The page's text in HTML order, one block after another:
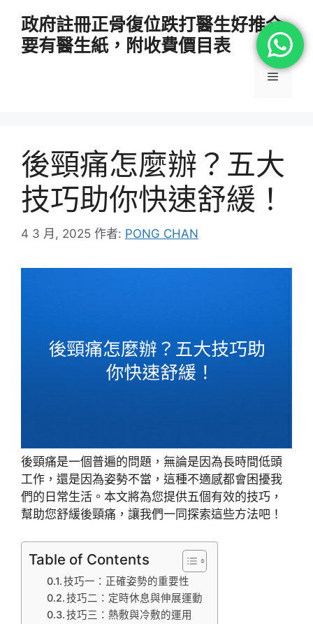
政府註冊正骨復位跌打醫生好推介
要有醫生紙，附收費價目表
選
後頸痛怎麼辦？五大
技巧助你快速舒緩！
4 3 月, 2025 作者: PONG CHAN
後頸痛是一個普遍的問題，無論是因為長時間低頭
工作，還是因為姿勢不當，這種不適感都會困擾我
們的日常生活。本文將為您提供五個有效的技巧，
幫助您舒緩後頸痛，讓我們一同探索這些方法吧！
Table of Contents
技巧一：正確姿勢的重要性
技巧二：定時休息與伸展運動
技巧三：熱敷與冷敷的運用